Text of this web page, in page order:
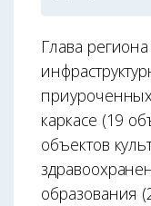
Глава
каркасе (19
объектов
образования